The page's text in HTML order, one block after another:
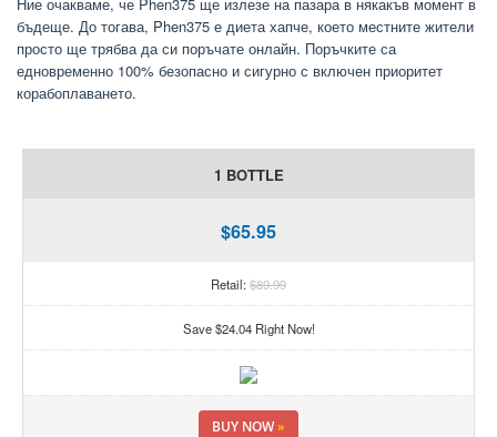
Ние очакваме, че Phen375 ще излезе на пазара в някакъв момент в
бъдеще. До тогава, Phen375 е диета хапче, което местните жители
просто ще трябва да си поръчате онлайн. Поръчките са
едновременно 100% безопасно и сигурно с включен приоритет
корабоплаването.
1 BOTTLE
$65.95
Retail:$89.99
Save $24.04 Right Now!
BUY NOW»